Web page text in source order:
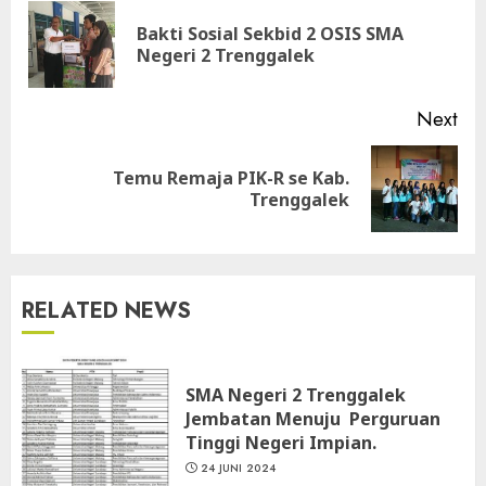
ReadingBakti Sosial Sekbid 2 OSIS SMA
Negeri 2 Trenggalek
Next
Temu Remaja PIK-R se Kab.
Trenggalek
RELATED NEWS
SMA Negeri 2 Trenggalek
Jembatan Menuju Perguruan
Tinggi Negeri Impian.
24 JUNI 2024